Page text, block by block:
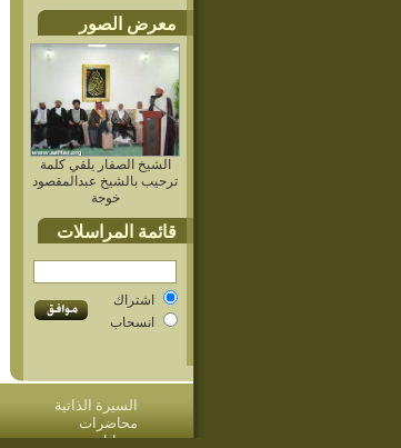
معرض الصور
الشيخ الصفار يلقي كلمة
ترحيب بالشيخ عبدالمقصود
خوجة
قائمة المراسلات
اشتراك
انسحاب
السيرة الذاتية
محاضرات
مسائل وردود